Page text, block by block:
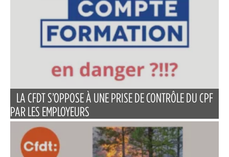
LA CFDT S’OPPOSE À UNE PRISE DE CONTRÔLE DU CPF
PAR LES EMPLOYEURS